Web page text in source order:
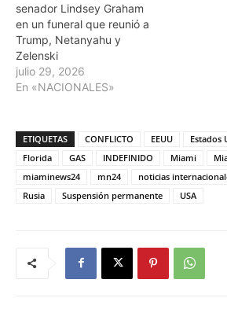
senador Lindsey Graham
en un funeral que reunió a
Trump, Netanyahu y
Zelenski
julio 29, 2026
En «NACIONALES»
ETIQUETAS CONFLICTO EEUU Estados
Florida
GAS INDEFINIDO Miami
miaminews24
mn24 noticias
Rusia
Suspensión permanente USA